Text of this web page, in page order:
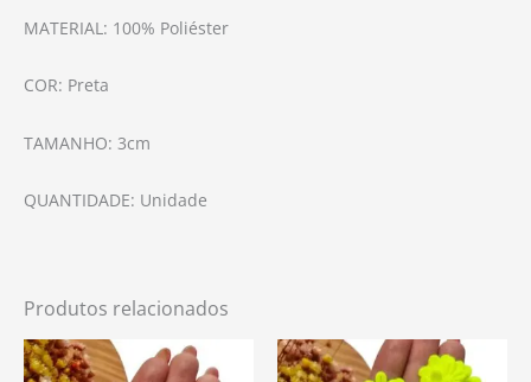
MATERIAL: 100% Poliéster
COR: Preta
TAMANHO: 3cm
QUANTIDADE: Unidade
Produtos relacionados